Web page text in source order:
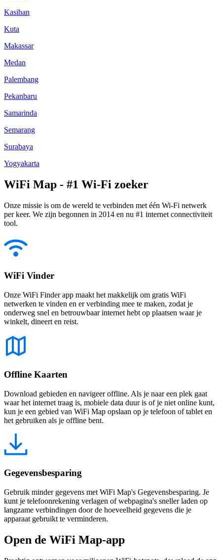
Kasihan
Kuta
Makassar
Medan
Palembang
Pekanbaru
Samarinda
Semarang
Surabaya
Yogyakarta
WiFi Map - #1 Wi-Fi zoeker
Onze missie is om de wereld te verbinden met één Wi-Fi netwerk
per keer. We zijn begonnen in 2014 en nu #1 internet connectiviteit
tool.
WiFi Vinder
Onze WiFi Finder app maakt het makkelijk om gratis WiFi
netwerken te vinden en er verbinding mee te maken, zodat je
onderweg snel en betrouwbaar internet hebt op plaatsen waar je
winkelt, dineert en reist.
Offline Kaarten
Download gebieden en navigeer offline. Als je naar een plek gaat
waar het internet traag is, mobiele data duur is of je niet online kunt,
kun je een gebied van WiFi Map opslaan op je telefoon of tablet en
het gebruiken als je offline bent.
Gegevensbesparing
Gebruik minder gegevens met WiFi Map's Gegevensbesparing. Je
kunt je telefoonrekening verlagen of webpagina's sneller laden op
langzame verbindingen door de hoeveelheid gegevens die je
apparaat gebruikt te verminderen.
Open de WiFi Map-app